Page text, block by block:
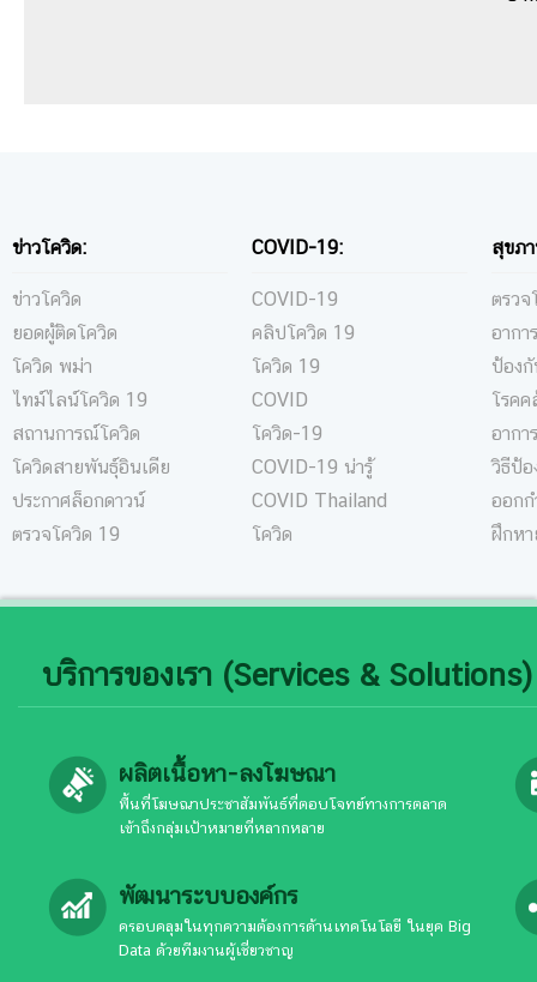
ข่าวโควิด:
ข่าวโควิด
ยอดผู้ติดโควิด
โควิด พม่า
ไทม์ไลน์โควิด 19
สถานการณ์โควิด
โควิดสายพันธุ์อินเดีย
ประกาศล็อกดาวน์
ตรวจโควิด 19
COVID-19:
COVID-19
คลิปโควิด 19
โควิด 19
COVID
โควิด-19
COVID-19 น่ารู้
COVID Thailand
โควิด
สุขภ
ตรวจ
อากา
ป้อง
โรค
อากา
วิธีป้
ออกก
ฝึกห
บริการของเรา (Services & Solutions)
ผลิตเนื้อหา-ลงโฆษณา
พื้นที่โฆษณาประชาสัมพันธ์ที่ตอบโจทย์ทางการตลาด
เข้าถึงกลุ่มเป้าหมายที่หลากหลาย
พัฒนาระบบองค์กร
ครอบคลุมในทุกความต้องการด้านเทคโนโลยี ในยุค Big
Data ด้วยทีมงานผู้เชี่ยวชาญ